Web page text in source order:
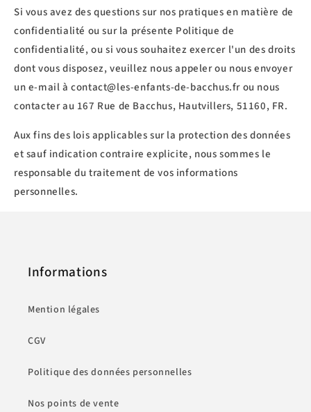
Si vous avez des questions sur nos pratiques en matière de
confidentialité ou sur la présente Politique de
confidentialité, ou si vous souhaitez exercer l'un des droits
dont vous disposez, veuillez nous appeler ou nous envoyer
un e-mail à contact@les-enfants-de-bacchus.fr ou nous
contacter au 167 Rue de Bacchus, Hautvillers, 51160, FR.
Aux fins des lois applicables sur la protection des données
et sauf indication contraire explicite, nous sommes le
responsable du traitement de vos informations
personnelles.
Informations
Mention légales
CGV
Politique des données personnelles
Nos points de vente